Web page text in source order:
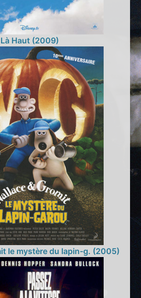
Là Haut (2009)
le mystère du lapin-g. (2005)